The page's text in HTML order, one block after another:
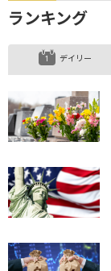
ランキング
デイリー